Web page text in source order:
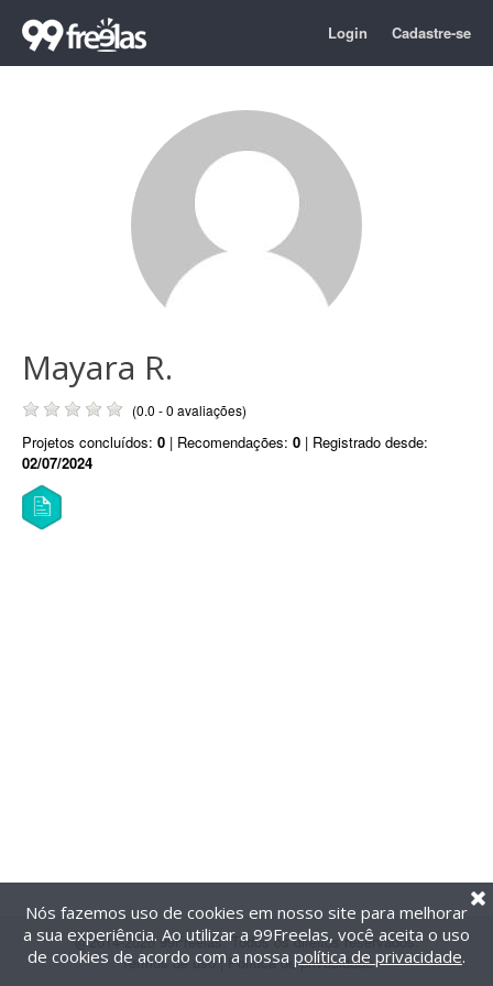
Login Cadastre-se
Mayara R.
(0.0 - 0 avaliações)
Projetos concluídos: 0 | Recomendações: 0 | Registrado desde:
02/07/2024
@2014-2026 99Freelas. Todos os direitos reservados.
Termos de uso| Política de privacidade
Nós fazemos uso de cookies em nosso site para melhorar
a sua experiência. Ao utilizar a 99Freelas, você aceita o uso
de cookies de acordo com a nossa política de privacidade.